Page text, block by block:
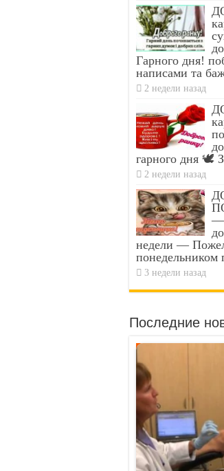
Гарного дня!
написами та
2 недели назад
гарного дня 🕊️
2 недели назад
—
недели —
понедельником
3 недели назад
Последние